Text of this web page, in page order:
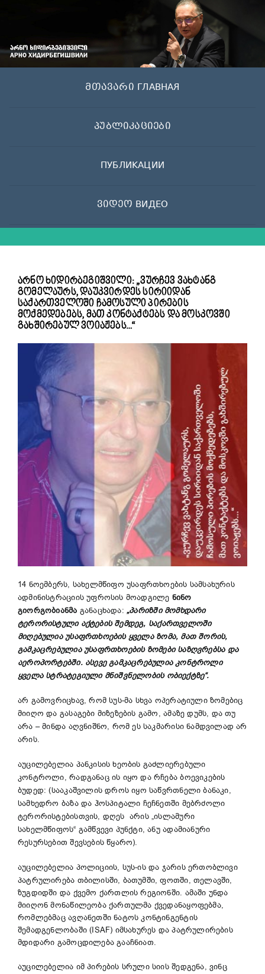
მთავარი ГЛАВНАЯ
პუბლიკაციები
ПУБЛИКАЦИИ
ვიდეო ВИДЕО
არნო ხიდირბეგიშვილი: „ვურჩევ ვახტანგ
გომელაურს, დაუკვირდეს სირიიდან
საქართველოში ჩამოსული პირების
მოქმედებებს, მათ კონტაქტებს და მოსკოვში
გახშირებულ ვოიაჟებს…“
14 ნოემბერს, სახელმწიფო უსაფრთხოების სამსახურის
ადმინისტრაციის უფროსის მოადგილე ნინო
გიორგობიანმა განაცხადა:„პარიზში მომხდარი
ტერორისტული აქტების შემდეგ, საქართველოში
მიღებულია უსაფრთხოების ყველა ზომა, მათ შორის,
გამკაცრებულია უსაფრთხოების ზომები საზღვრებსა და
აეროპორტებში. ასევე გამკაცრებულია კონტროლი
ყველა სტრატეგიული მნიშვნელობის ობიექტზე“.
არ გამოვრიცხავ, რომ სუს-მა სხვა ოპერატიული ზომებიც
მიიღო და გასაგები მიზეზების გამო, ამაზე დუმს, და თუ
არა – მინდა აღვნიშნო, რომ ეს საკმარისი ნამდვილად არ
არის.
აუცილებელია პანკისის ხეობის გაძლიერებული
კონტროლი, რადგანაც ის იყო და რჩება ბოევიკების
ბუდედ: (სააკაშვილის დროს იყო საწვრთნელი ბანაკი,
სამხედრო ბაზა და ჰოსპიტალი ჩეჩნეთში მებრძოლი
ტერორისტებისთვის, დღეს არის „ისლამური
სახელმწიფოს“ გამწვევი პუნქტი, ანუ ადამიანური
რესურსებით შევსების წყარო).
აუცილებელია პოლიციის, სუს-ის და ჯარის ერთობლივი
პატრულირება თბილისში, ბათუმში, ფოთში, თელავში,
ზუგდიდში და ქვემო ქართლის რეგიონში. ამაში უნდა
მიიღონ მონაწილეობა ქართულმა ქვედანაყოფებმა,
რომლებმაც ავღანეთში ნატოს კონტინგენტის
შემადგენლობაში (ISAF) იმსახურეს და პატრულირების
მდიდარი გამოცდილება გააჩნიათ.
აუცილებელია იმ პირების სრული სიის შედგენა, ვინც